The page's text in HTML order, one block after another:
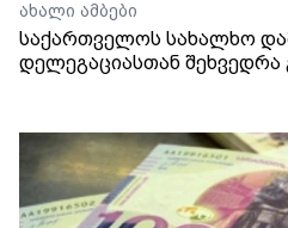
ახალი ამბები
საქართველოს სახალხო
დელეგაციასთან შეხვედრა